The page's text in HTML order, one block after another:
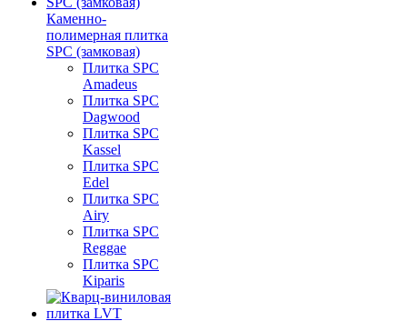
Каменно-
полимерная плитка
SPC (замковая)
Плитка SPC
Amadeus
Плитка SPC
Dagwood
Плитка SPC
Kassel
Плитка SPC
Edel
Плитка SPC
Airy
Плитка SPC
Reggae
Плитка SPC
Kiparis